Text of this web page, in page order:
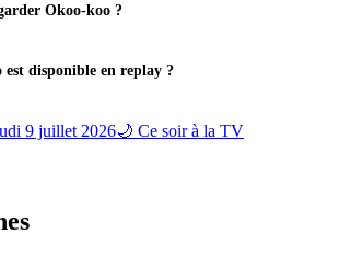
Okoo-koo ?
est disponible en replay ?
9 juillet 2026🌙 Ce soir à la TV